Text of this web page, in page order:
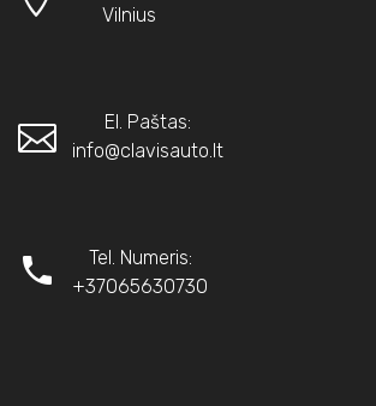
Vilnius
El. Paštas:
info@clavisauto.lt
Tel. Numeris:
+37065630730